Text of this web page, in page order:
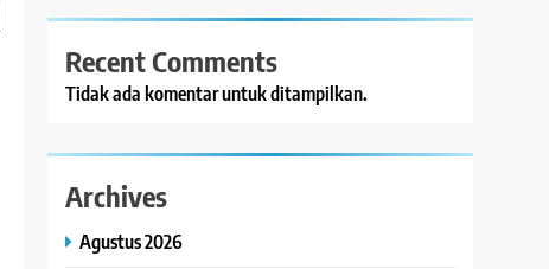
Recent Comments
Tidak ada komentar untuk ditampilkan.
Archives
Agustus 2026